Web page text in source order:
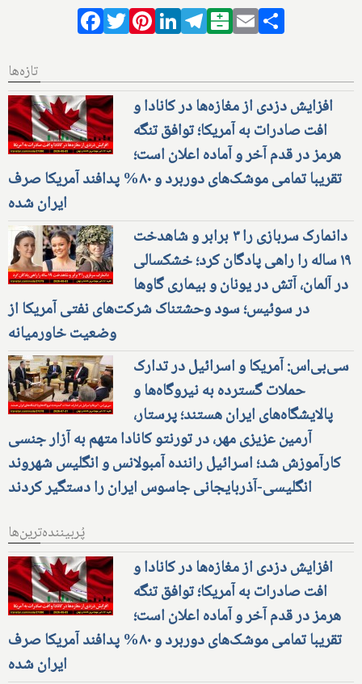
Facebook
TwitterPinterestLinkedIn
Telegram
Balatarin
Email
تازه‌ها
افزایش دزدی از مغازه‌ها در کانادا و
افت صادرات به آمریکا؛ توافق تنگه
هرمز در قدم آخر و آماده اعلان است؛
تقریبا تمامی موشک‌های دوربرد و ۸۰% پدافند آمریکا صرف
ایران شده
دانمارک سربازی را ۳ برابر و شاهدخت
۱۹ ساله را راهی پادگان کرد؛ خشکسالی
در آلمان، آتش در یونان و بیماری گاوها
در سوئیس؛ سود وحشتناک شرکت‌های نفتی آمریکا از
وضعیت خاورمیانه
سی‌بی‌اس: آمریکا و اسرائیل در تدارک
حملات گسترده به نیروگاه‌ها و
پالایشگاه‌های ایران هستند؛ پرستار،
آرمین عزیزی مهر، در تورنتو کانادا متهم به آزار جنسی
کارآموزش شد؛ اسرائیل راننده آمبولانس و انگلیس شهروند
انگلیسی-آذربایجانی جاسوس ایران را دستگیر کردند
پُربیننده‌ترین‌ها
افزایش دزدی از مغازه‌ها در کانادا و
افت صادرات به آمریکا؛ توافق تنگه
هرمز در قدم آخر و آماده اعلان است؛
تقریبا تمامی موشک‌های دوربرد و ۸۰% پدافند آمریکا صرف
ایران شده